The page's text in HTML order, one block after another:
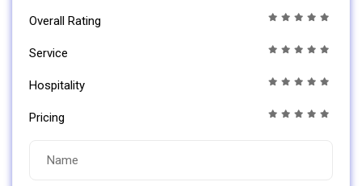
Overall Rating
Service
Hospitality
Pricing